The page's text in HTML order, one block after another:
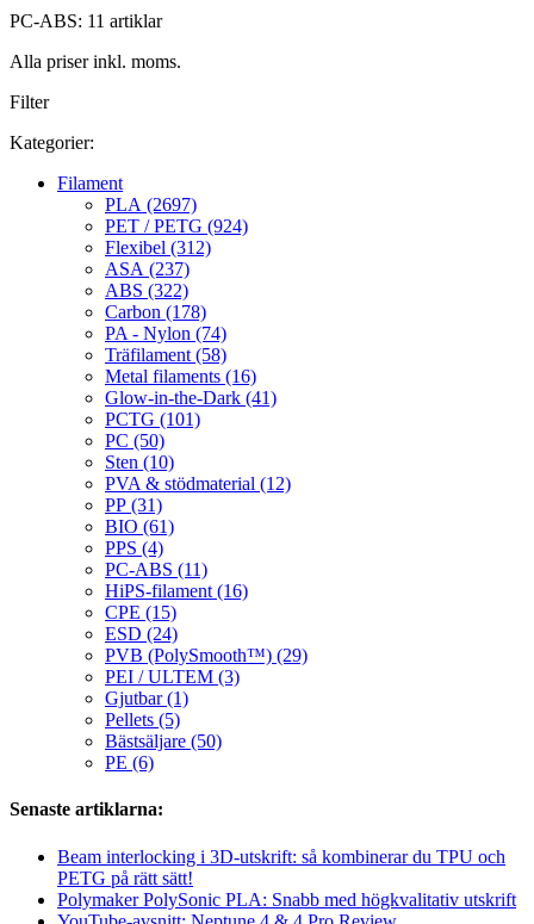
PC-ABS: 11 artiklar
Alla priser inkl. moms.
Filter
Kategorier:
Filament
PLA (2697)
PET / PETG (924)
Flexibel (312)
ASA (237)
ABS (322)
Carbon (178)
PA - Nylon (74)
Träfilament (58)
Metal filaments (16)
Glow-in-the-Dark (41)
PCTG (101)
PC (50)
Sten (10)
PVA & stödmaterial (12)
PP (31)
BIO (61)
PPS (4)
PC-ABS (11)
HiPS-filament (16)
CPE (15)
ESD (24)
PVB (PolySmooth™) (29)
PEI / ULTEM (3)
Gjutbar (1)
Pellets (5)
Bästsäljare (50)
PE (6)
Senaste artiklarna:
Beam interlocking i 3D-utskrift: så kombinerar du TPU och
PETG på rätt sätt!
Polymaker PolySonic PLA: Snabb med högkvalitativ utskrift